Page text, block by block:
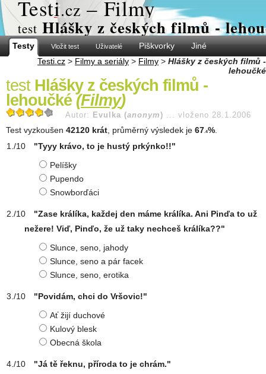
Testi.cz – Filmy
test Hlášky z českých filmů -
Testy Vložit test Uživatelé Piškvorky
Jiné
Testi.cz > Filmy a seriály > Filmy > Hlášky z českých filmů -
lehoučké
test Hlášky z českých filmů -
lehoučké(Filmy)
Autor: Evulka (anonym ) ... vloženo 28.1.2006
Test vyzkoušen 42120 krát , průměrný výsledek je 67 .4%
"Tyyy krávo, to je hustý prkýnko!!"
Pelíšky
Pupendo
Snowborďáci
"Zase králíka, každej den máme králíka. Ani Pinďa to už
nežere! Viď, Pinďo, že už taky nechceš králíka??"
Slunce, seno, jahody
Slunce, seno a pár facek
Slunce, seno, erotika
"Povidám, chci do Vršovic!"
Ať žijí duchové
Kulový blesk
Obecná škola
"Já tě řeknu, příroda to je chrám."